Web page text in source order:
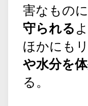
害なもの
守られる
ほかにも
や水分を
る。